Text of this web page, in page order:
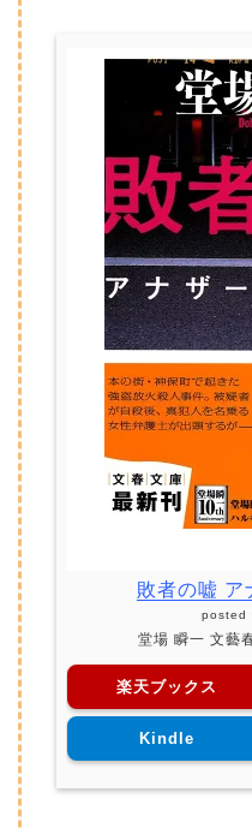
敗者の嘘 ア
posted
堂場 瞬一 文藝
楽天ブックス
Kindle